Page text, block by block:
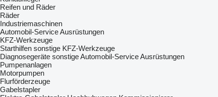
Reifen und Räder
Räder
Industriemaschinen
Automobil-Service Ausrüstungen
KFZ-Werkzeuge
Starthilfen sonstige KFZ-Werkzeuge
Diagnosegeräte sonstige Automobil-Service Ausrüstungen
Pumpenanlagen
Motorpumpen
Flurförderzeuge
Gabelstapler